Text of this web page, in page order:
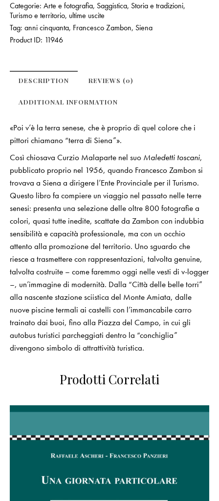
Categorie: Arte e fotografia, Saggistica, Storia e tradizioni,
Turismo e territorio, ultime uscite
Tag: anni cinquanta, Francesco Zambon, Siena
Product ID: 11946
DESCRIPTION REVIEWS (0)
ADDITIONAL INFORMATION
«Poi v’è la terra senese, che è proprio di quel colore che i
pittori chiamano “terra di Siena”».
Così chiosava Curzio Malaparte nel suo Maledetti toscani,
pubblicato proprio nel 1956, quando Francesco Zambon si
trovava a Siena a dirigere l’Ente Provinciale per il Turismo.
Questo libro fa compiere un viaggio nel passato nelle terre
senesi: presenta una selezione delle oltre 800 fotografie a
colori, quasi tutte inedite, scattate da Zambon con indubbia
sensibilità e capacità professionale, ma con un occhio
attento alla promozione del territorio. Uno sguardo che
riesce a trasmettere con rappresentazioni, talvolta genuine,
talvolta costruite – come faremmo oggi nelle vesti di v-logger
–, un’immagine di modernità. Dalla “Città delle belle torri”
alla nascente stazione sciistica del Monte Amiata, dalle
nuove piscine termali ai castelli con l’immancabile carro
trainato dai buoi, fino alla Piazza del Campo, in cui gli
autobus turistici parcheggiati dentro la “conchiglia”
divengono simbolo di attrattività turistica.
Prodotti Correlati